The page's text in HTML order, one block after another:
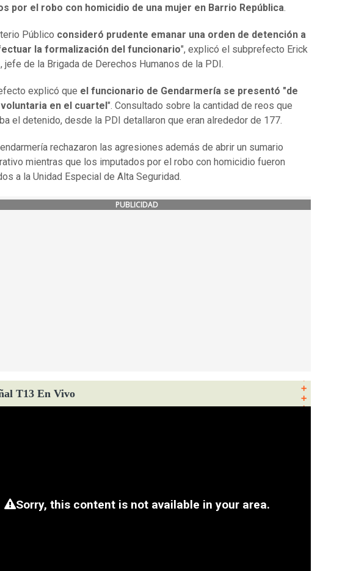
por el robo con homicidio de una mujer en Barrio República.
Público consideró prudente emanar una orden de detención a
la formalización del funcionario", explicó el subprefecto Erick
jefe de la Brigada de Derechos Humanos de la PDI.
explicó que el funcionario de Gendarmería se presentó "de
en el cuartel ". Consultado sobre la cantidad de reos que
el detenido, desde la PDI detallaron que eran alrededor de 177.
rechazaron las agresiones además de abrir un sumario
mientras que los imputados por el robo con homicidio fueron
a la Unidad Especial de Alta Seguridad.
PUBLICIDAD
T13 En Vivo